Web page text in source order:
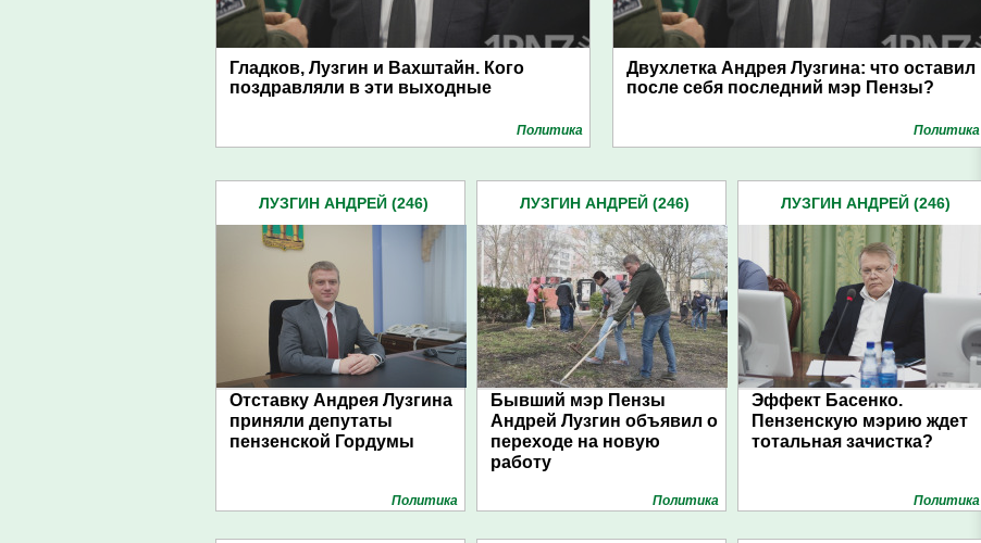
Гладков, Лузгин и Вахштайн. Кого
поздравляли в эти выходные
Политика
Двухлетка Андрея Лузгина: что оставил
после себя последний мэр Пензы?
Политика
ЛУЗГИН АНДРЕЙ (246)
Отставку Андрея Лузгина
приняли депутаты
пензенской Гордумы
Политика
ЛУЗГИН АНДРЕЙ (246)
Бывший мэр Пензы
Андрей Лузгин объявил о
переходе на новую
работу
Политика
ЛУЗГИН АНДРЕЙ (246)
Эффект Басенко.
Пензенскую мэрию ждет
тотальная зачистка?
Политика